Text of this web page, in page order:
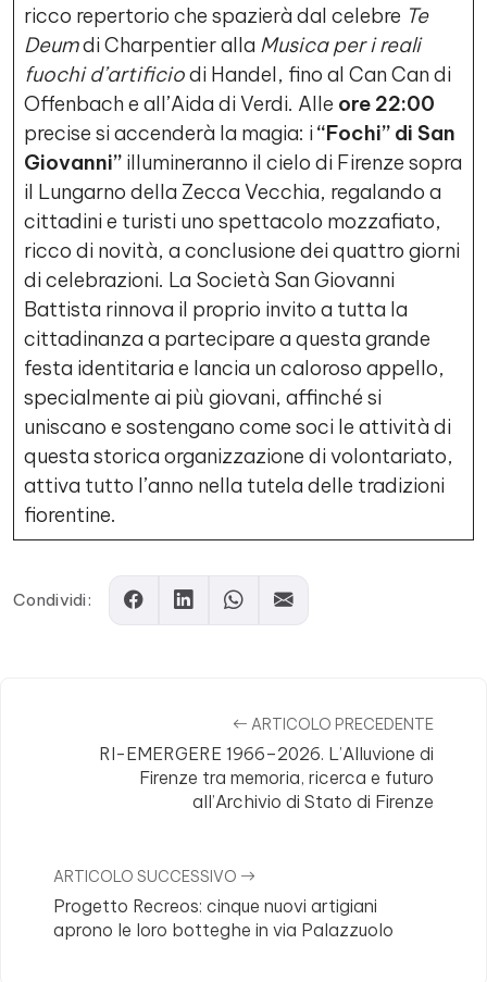
ricco repertorio che spazierà dal celebre Te
Deumdi Charpentier alla Musica per i reali
fuochi d’artificiodi Handel, fino al Can Can di
Offenbach e all’Aida di Verdi. Alle ore 22:00
precise si accenderà la magia: i“Fochi” di San
Giovanni” illumineranno il cielo di Firenze sopra
il Lungarno della Zecca Vecchia, regalando a
cittadini e turisti uno spettacolo mozzafiato,
ricco di novità, a conclusione dei quattro giorni
di celebrazioni. La Società San Giovanni
Battista rinnova il proprio invito a tutta la
cittadinanza a partecipare a questa grande
festa identitaria e lancia un caloroso appello,
specialmente ai più giovani, affinché si
uniscano e sostengano come soci le attività di
questa storica organizzazione di volontariato,
attiva tutto l’anno nella tutela delle tradizioni
fiorentine.
Condividi:
ARTICOLO PRECEDENTE
RI-EMERGERE 1966–2026. L’Alluvione di
Firenze tra memoria, ricerca e futuro
all’Archivio di Stato di Firenze
ARTICOLO SUCCESSIVO
Progetto Recreos: cinque nuovi artigiani
aprono le loro botteghe in via Palazzuolo